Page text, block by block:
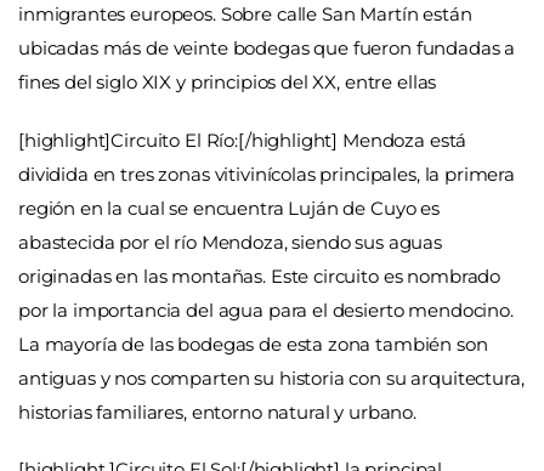
inmigrantes europeos. Sobre calle San Martín están
ubicadas más de veinte bodegas que fueron fundadas a
fines del siglo XIX y principios del XX, entre ellas
[highlight]Circuito El Río:[/highlight] Mendoza está
dividida en tres zonas vitivinícolas principales, la primera
región en la cual se encuentra Luján de Cuyo es
abastecida por el río Mendoza, siendo sus aguas
originadas en las montañas. Este circuito es nombrado
por la importancia del agua para el desierto mendocino.
La mayoría de las bodegas de esta zona también son
antiguas y nos comparten su historia con su arquitectura,
historias familiares, entorno natural y urbano.